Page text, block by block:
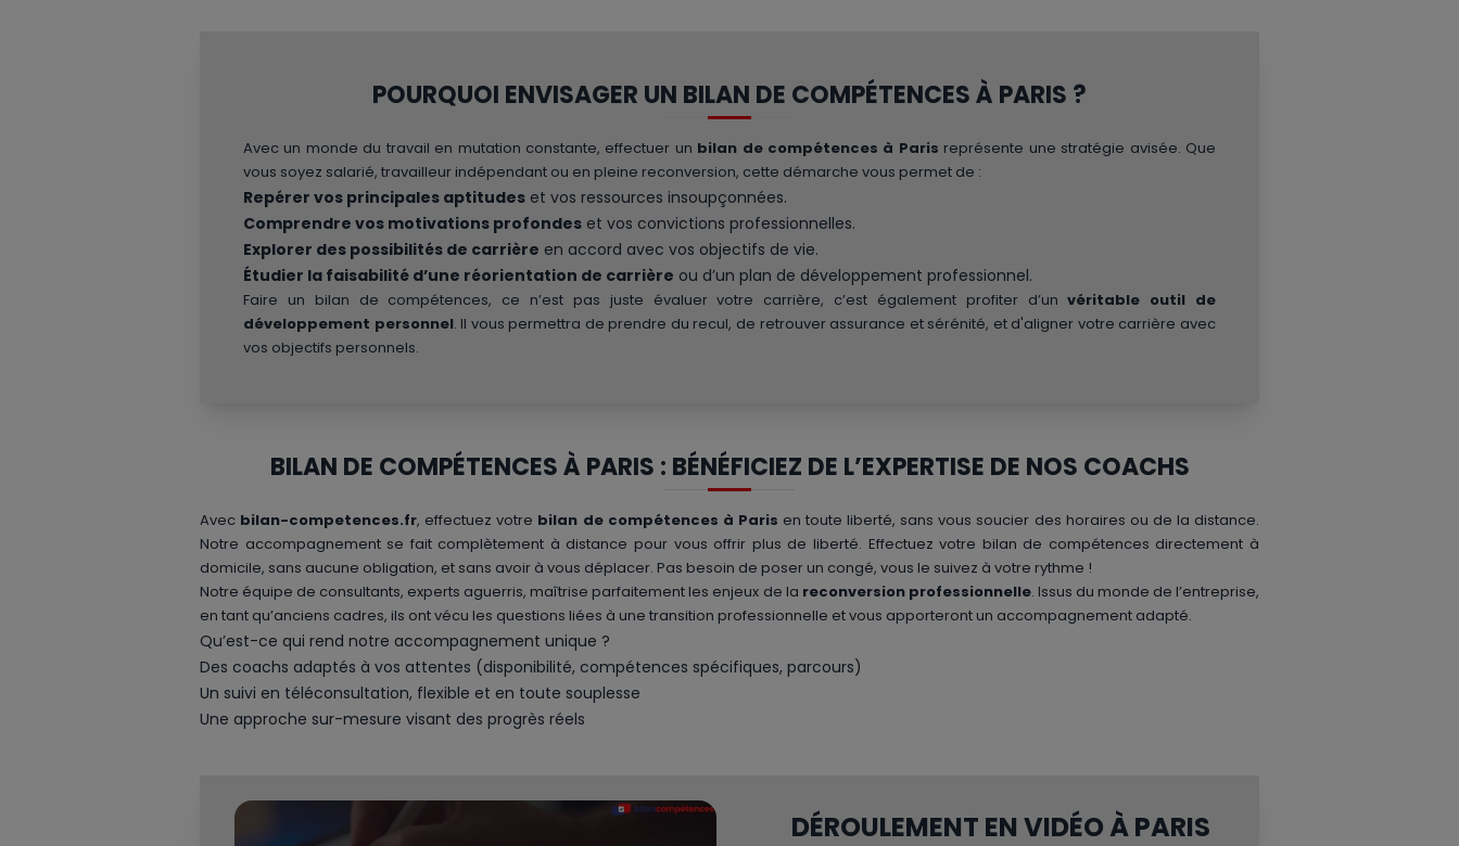
POURQUOI ENVISAGER UN BILAN DE COMPÉTENCES À PARIS ?
Avec un monde du travail en mutation constante, effectuer un bilan de compétences à Paris représente une stratégie avisée. Que
vous soyez salarié, travailleur indépendant ou en pleine reconversion, cette démarche vous permet de :
Repérer vos principales aptitudes et vos ressources insoupçonnées.
Comprendre vos motivations profondes et vos convictions professionnelles.
Explorer des possibilités de carrière en accord avec vos objectifs de vie.
Étudier la faisabilité d’une réorientation de carrière ou d’un plan de développement professionnel.
Faire un bilan de compétences, ce n’est pas juste évaluer votre carrière, c’est également profiter d’unvéritable outil de
développement personnel. Il vous permettra de prendre du recul, de retrouver assurance et sérénité, et d'aligner votre carrière avec
vos objectifs personnels.
BILAN DE COMPÉTENCES À PARIS : BÉNÉFICIEZ DE L’EXPERTISE DE NOS COACHS
Avec bilan-competences.fr, effectuez votre bilan de compétences à Paris en toute liberté, sans vous soucier des horaires ou de la distance.
Notre accompagnement se fait complètement à distance pour vous offrir plus de liberté. Effectuez votre bilan de compétences directement à
domicile, sans aucune obligation, et sans avoir à vous déplacer. Pas besoin de poser un congé, vous le suivez à votre rythme !
Notre équipe de consultants, experts aguerris, maîtrise parfaitement les enjeux de la reconversion professionnelle. Issus du monde de l’entreprise,
en tant qu’anciens cadres, ils ont vécu les questions liées à une transition professionnelle et vous apporteront un accompagnement adapté.
Qu’est-ce qui rend notre accompagnement unique ?
Des coachs adaptés à vos attentes (disponibilité, compétences spécifiques, parcours)
Un suivi en téléconsultation, flexible et en toute souplesse
Une approche sur-mesure visant des progrès réels
DÉROULEMENT EN VIDÉO À PARIS